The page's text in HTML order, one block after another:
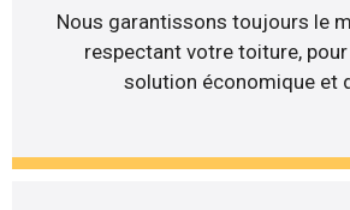
Nous garantissons toujours le
respectant votre toiture,
solution économique et